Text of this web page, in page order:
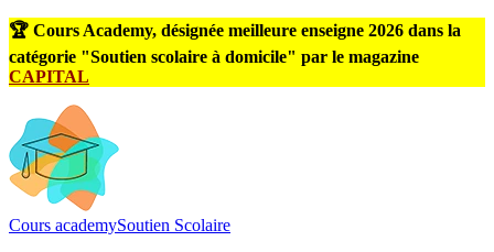
🏆 Cours Academy, désignée meilleure enseigne 2026 dans la
catégorie "Soutien scolaire à domicile" par le magazine
CAPITAL
Cours academySoutien Scolaire